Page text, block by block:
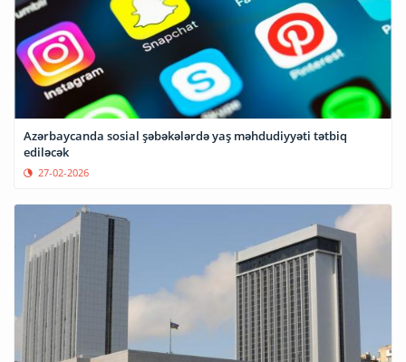
Azərbaycanda sosial şəbəkələrdə yaş məhdudiyyəti tətbiq
ediləcək
27-02-2026